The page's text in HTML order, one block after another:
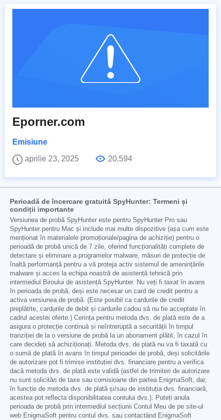
Eporner.com
Emisiune
aprilie 23, 2025
20,594
Perioadă de încercare gratuită SpyHunter: Termeni și
condiții importante
Versiunea de probă SpyHunter este pentru SpyHunter Pro sau
SpyHunter pentru Mac și include mai multe dispozitive (așa cum este
menționat în materialele promoționale/pagina de achiziție) pentru o
perioadă de probă unică de 7 zile, oferind funcționalități complete de
detectare și eliminare a programelor malware, măsuri de protecție de
înaltă performanță pentru a vă proteja activ sistemul de amenințările
malware și acces la echipa noastră de asistență tehnică prin
intermediul Biroului de asistență SpyHunter. Nu veți fi taxat în avans
în perioada de probă, deși este necesar un card de credit pentru a
activa versiunea de probă. (Este posibil ca cardurile de credit
preplătite, cardurile de debit și cardurile cadou să nu fie acceptate în
cadrul acestei oferte.) Cerința pentru metoda dvs. de plată este de a
asigura o protecție continuă și neîntreruptă a securității în timpul
tranziției de la o versiune de probă la un abonament plătit, în cazul în
care decideți să achiziționați. Metoda dvs. de plată nu va fi taxată cu
o sumă de plată în avans în timpul perioadei de probă, deși solicitările
de autorizare pot fi trimise instituției dvs. financiare pentru a verifica
dacă metoda dvs. de plată este validă (astfel de trimiteri de autorizare
nu sunt solicitări de taxe sau comisioane din partea EnigmaSoft, dar,
în funcție de metoda dvs. de plată și/sau de instituția dvs. financiară,
acestea pot reflecta disponibilitatea contului dvs.). Puteți anula
perioada de probă prin intermediul secțiunii Contul Meu de pe site-ul
web EnigmaSoft pentru contul dvs. sau contactând EnigmaSoft